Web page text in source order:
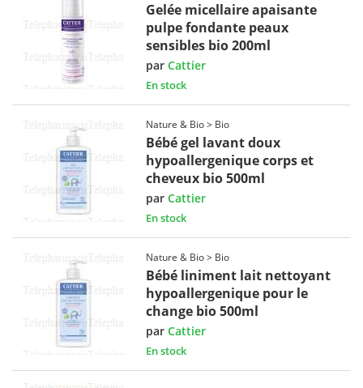
Gelée micellaire apaisante
pulpe fondante peaux
sensibles bio 200ml
parCattier
En stock
Nature & Bio > Bio
Bébé gel lavant doux
hypoallergenique corps et
cheveux bio 500ml
parCattier
En stock
Nature & Bio > Bio
Bébé liniment lait nettoyant
hypoallergenique pour le
change bio 500ml
parCattier
En stock